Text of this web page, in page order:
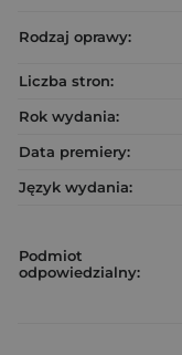
Rodzaj oprawy:
Liczba stron:
Rok wydania:
Data premiery:
Język wydania:
Podmiot
odpowiedzialny: